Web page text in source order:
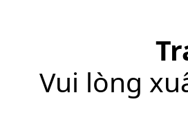
Vui lòng